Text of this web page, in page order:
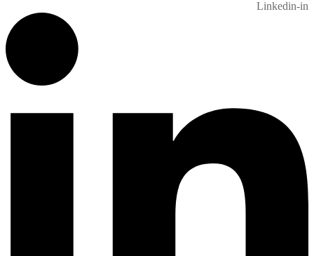
Linkedin-in